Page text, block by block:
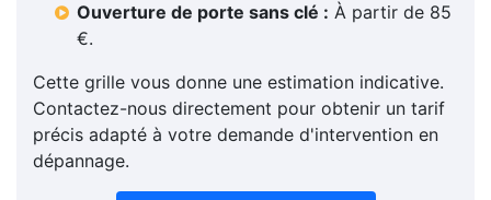
Ouverture de porte sans clé : À partir de 85
€.
Cette grille vous donne une estimation indicative.
Contactez-nous directement pour obtenir un tarif
précis adapté à votre demande d'intervention en
dépannage.